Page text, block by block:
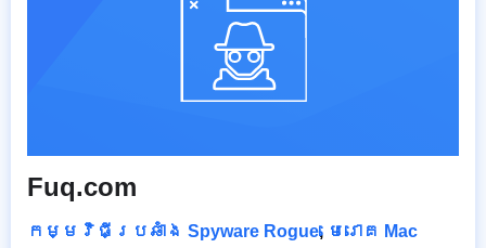
Fuq.com
កម្មវិធីប្រឆាំង Spyware Rogue, មេរោគ Mac